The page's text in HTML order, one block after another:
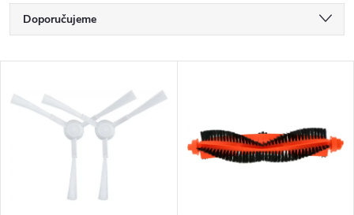
Ř
a
z
Doporučujeme
Nejprodávanější
Abecedně
ý